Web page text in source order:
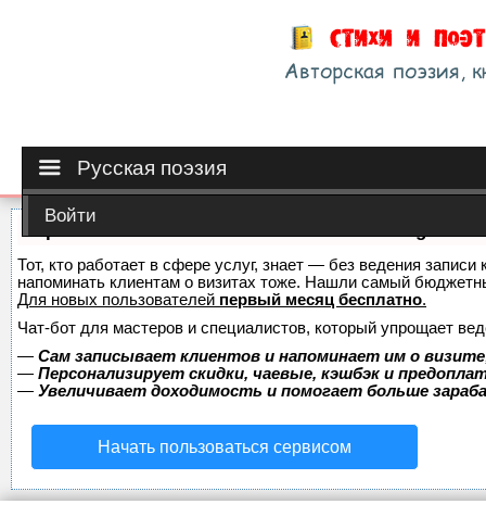
Русская поэзия
Войти
Тот, кто работает в сфере услуг, знает — без ведения
напоминать клиентам о визитах тоже. Нашли самый
Для новых пользователей первый месяц бесплатно.
Чат-бот для мастеров и специалистов, который упрощает
— Сам записывает клиентов и напоминает им о
— Персонализирует скидки, чаевые, кэшбэк и
— Увеличивает доходимость и помогает больше
Начать пользоваться сервисом